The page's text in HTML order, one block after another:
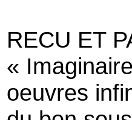
RECU ET
«
oeuvres